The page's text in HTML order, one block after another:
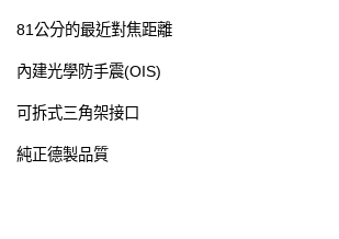
81公分的最近對焦距離
內建光學防手震(OIS)
可拆式三角架接口
純正德製品質